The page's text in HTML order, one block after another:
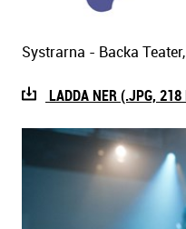
Systrarna - Backa
LADDA NER (.JPG, 218